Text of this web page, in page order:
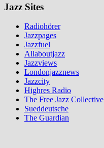
Jazz Sites
Radiohörer
Jazzpages
Jazzfuel
Allaboutjazz
Jazzviews
Londonjazznews
Jazzcity
Highres Radio
The Free Jazz Collective
Sueddeutsche
The Guardian